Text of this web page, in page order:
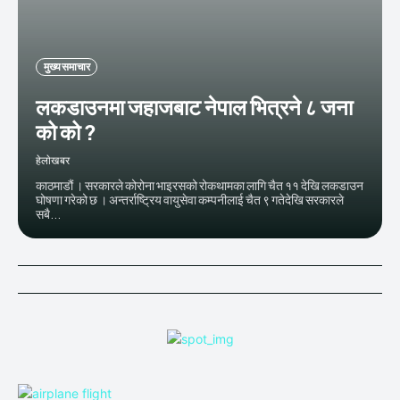
मुख्य समाचार
लकडाउनमा जहाजबाट नेपाल भित्रने ८ जना
को को ?
हेलाेखबर
काठमाडौं । सरकारले कोरोना भाइरसको रोकथामका लागि चैत ११ देखि लकडाउन
घोषणा गरेको छ । अन्तर्राष्ट्रिय वायुसेवा कम्पनीलाई चैत ९ गतेदेखि सरकारले
सबै...